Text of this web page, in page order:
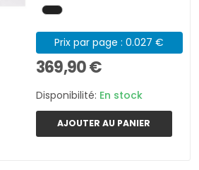
Prix par page : 0.027 €
369,90 €
Disponibilité: En stock
AJOUTER AU PANIER